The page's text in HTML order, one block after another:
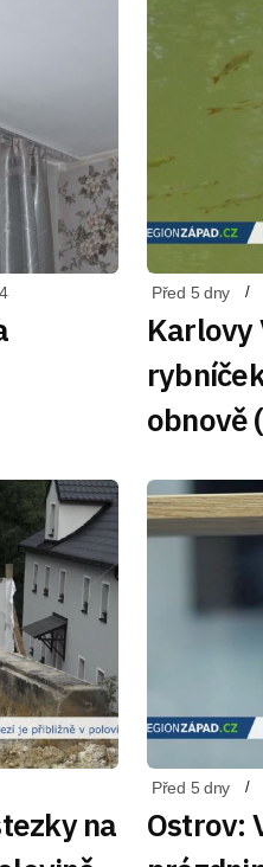
Před 5 dny
Karlovy
obnově
na
Před 5 dny
Ostrov: